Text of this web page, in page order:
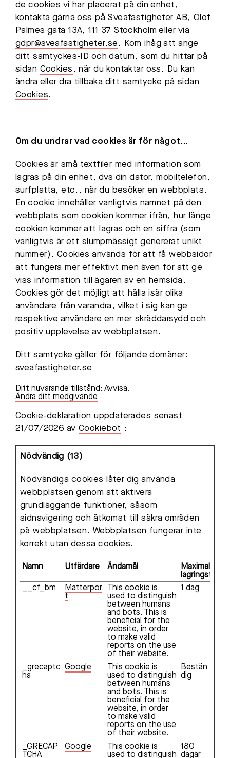
de cookies vi har placerat på din enhet,
kontakta gärna oss på Sveafastigheter AB, Olof
Palmes gata 13A, 111 37 Stockholm eller via
gdpr@sveafastigheter.se . Kom ihåg att ange
ditt samtyckes-ID och datum, som du hittar på
sidan Cookies , när du kontaktar oss. Du kan
ändra eller dra tillbaka ditt samtycke på sidan
Cookies.
Om du undrar vad cookies är för något…
Cookies är små textfiler med information som
lagras på din enhet, dvs din dator, mobiltelefon,
surfplatta, etc., när du besöker en webbplats.
En cookie innehåller vanligtvis namnet på den
webbplats som cookien kommer ifrån, hur länge
cookien kommer att lagras och en siffra (som
vanligtvis är ett slumpmässigt genererat unikt
nummer). Cookies används för att få webbsidor
att fungera mer effektivt men även för att ge
viss information till ägaren av en hemsida.
Cookies gör det möjligt att hålla isär olika
användare från varandra, vilket i sig kan ge
respektive användare en mer skräddarsydd och
positiv upplevelse av webbplatsen.
Ditt samtycke gäller för följande domäner:
sveafastigheter.se
Ditt nuvarande tillstånd: Avvisa.
Ändra ditt medgivande
Cookie-deklaration uppdaterades senast
21/07/2026 av Cookiebot :
Nödvändig (13)
Nödvändiga cookies låter dig använda
webbplatsen genom att aktivera
grundläggande funktioner, såsom
sidnavigering och åtkomst till säkra områden
på webbplatsen. Webbplatsen fungerar inte
korrekt utan dessa cookies.
Namn Utfärdare Ändamål
Maximal
lagringstid
__cf_bm
Matterpor
t
This cookie is
used to distinguish
between humans
and bots. This is
beneficial for the
website, in order
to make valid
reports on the use
of their website.
1 dag
_grecaptc
ha
Google
This cookie is
used to distinguish
between humans
and bots. This is
beneficial for the
website, in order
to make valid
reports on the use
of their website.
Bestän
dig
_GRECAP
TCHA
Google
This cookie is
used to distinguish
180
dagar